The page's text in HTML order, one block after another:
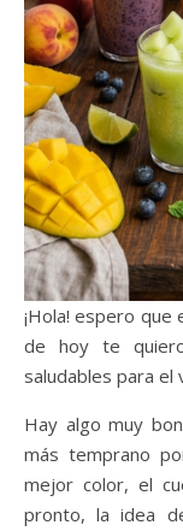
¡Hola! espero que estés teniendo una bonita semana el día
de hoy te
saludables para el
Hay algo muy
más temprano
mejor color, el
pronto, la idea